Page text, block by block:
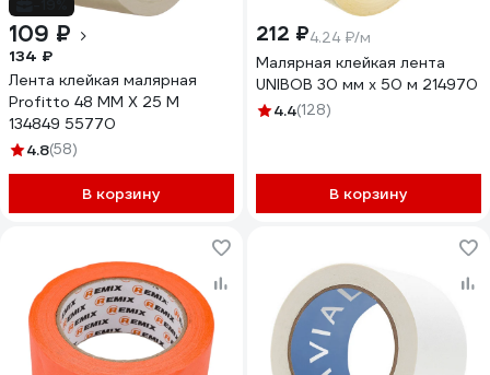
109 ₽
134 ₽
Лента клейкая малярная
Profitto 48 ММ Х 25 М
134849 55770
4.8(58)
В корзину
212 ₽4.24 ₽/м
Малярная клейкая лента
UNIBOB 30 мм х 50 м 214970
4.4(128)
В корзину